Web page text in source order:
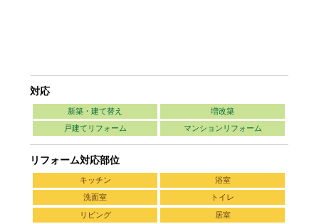
対応
新築・建て替え 増改築
戸建てリフォーム マンションリフォーム
リフォーム対応部位
キッチン 浴室
洗面室 トイレ
リビング 居室